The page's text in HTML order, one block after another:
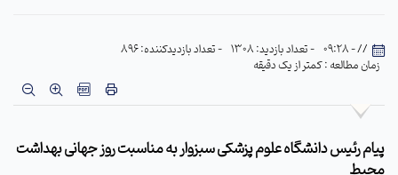
// - 09:28 - تعداد بازدید: 1308
- تعداد بازدیدکننده: 896
زمان مطالعه : کمتر از یک دقیقه
پیام رئیس دانشگاه علوم پزشکی سبزوار به مناسبت روز جهانی بهداشت